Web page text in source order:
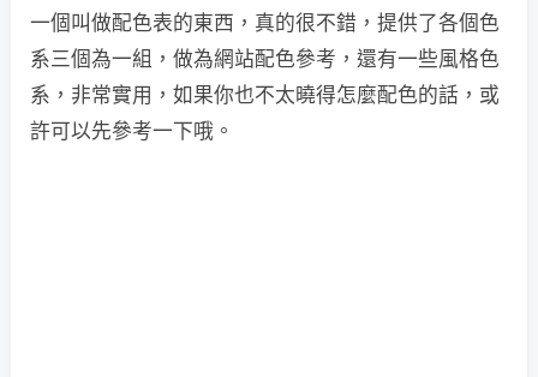
一個叫做配色表的東西，真的很不錯，提供了各個色
系三個為一組，做為網站配色參考，還有一些風格色
系，非常實用，如果你也不太曉得怎麼配色的話，或
許可以先參考一下哦。